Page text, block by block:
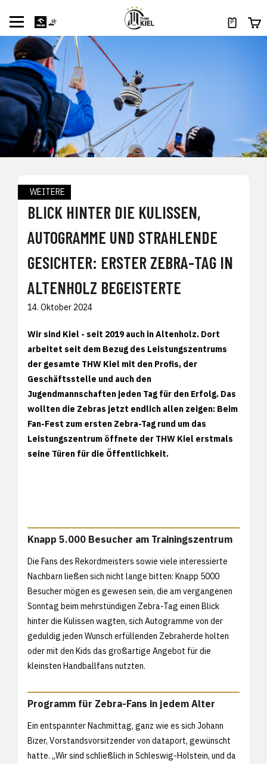
WEITERE
BLICK HINTER DIE KULISSEN,
AUTOGRAMME UND STRAHLENDE
GESICHTER: ERSTER ZEBRA-TAG IN
ALTENHOLZ BEGEISTERTE
14. Oktober 2024
Wir sind Kiel - seit 2019 auch in Altenholz. Dort
arbeitet seit dem Bezug des Leistungszentrums
der gesamte THW Kiel mit den Profis, der
Geschäftsstelle und auch den
Jugendmannschaften jeden Tag für den Erfolg. Das
wollten die Zebras jetzt endlich allen zeigen: Beim
Fan-Fest zum ersten Zebra-Tag rund um das
Leistungszentrum öffnete der THW Kiel erstmals
seine Türen für die Öffentlichkeit.
Knapp 5.000 Besucher am Trainingszentrum
Die Fans des Rekordmeisters sowie viele interessierte
Nachbarn ließen sich nicht lange bitten: Knapp 5000
Besucher mögen es gewesen sein, die am vergangenen
Sonntag beim mehrstündigen Zebra-Tag einen Blick
hinter die Kulissen wagten, sich Autogramme von der
geduldig jeden Wunsch erfüllenden Zebraherde holten
oder mit den Kids das großartige Angebot für die
kleinsten Handballfans nutzten.
Programm für Zebra-Fans in jedem Alter
Ein entspannter Nachmittag, ganz wie es sich Johann
Bizer, Vorstandsvorsitzender von dataport, gewünscht
hatte. „Wir sind schließlich in Schleswig-Holstein, und da